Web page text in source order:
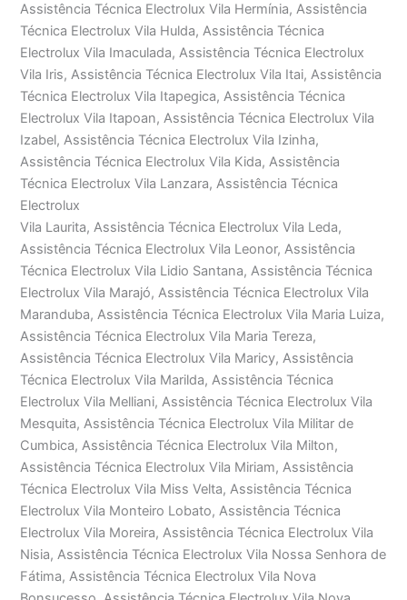
Assistência Técnica Electrolux Vila Hermínia, Assistência
Técnica Electrolux Vila Hulda, Assistência Técnica
Electrolux Vila Imaculada, Assistência Técnica Electrolux
Vila Iris, Assistência Técnica Electrolux Vila Itai, Assistência
Técnica Electrolux Vila Itapegica, Assistência Técnica
Electrolux Vila Itapoan, Assistência Técnica Electrolux Vila
Izabel, Assistência Técnica Electrolux Vila Izinha,
Assistência Técnica Electrolux Vila Kida, Assistência
Técnica Electrolux Vila Lanzara, Assistência Técnica
Electrolux
Vila Laurita, Assistência Técnica Electrolux Vila Leda,
Assistência Técnica Electrolux Vila Leonor, Assistência
Técnica Electrolux Vila Lidio Santana, Assistência Técnica
Electrolux Vila Marajó, Assistência Técnica Electrolux Vila
Maranduba, Assistência Técnica Electrolux Vila Maria Luiza,
Assistência Técnica Electrolux Vila Maria Tereza,
Assistência Técnica Electrolux Vila Maricy, Assistência
Técnica Electrolux Vila Marilda, Assistência Técnica
Electrolux Vila Melliani, Assistência Técnica Electrolux Vila
Mesquita, Assistência Técnica Electrolux Vila Militar de
Cumbica, Assistência Técnica Electrolux Vila Milton,
Assistência Técnica Electrolux Vila Miriam, Assistência
Técnica Electrolux Vila Miss Velta, Assistência Técnica
Electrolux Vila Monteiro Lobato, Assistência Técnica
Electrolux Vila Moreira, Assistência Técnica Electrolux Vila
Nisia, Assistência Técnica Electrolux Vila Nossa Senhora de
Fátima, Assistência Técnica Electrolux Vila Nova